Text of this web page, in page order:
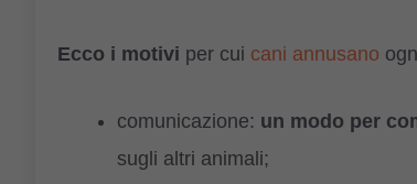
Ecco i motivi per cui cani annusano
comunicazione: un modo per
sugli altri animali;